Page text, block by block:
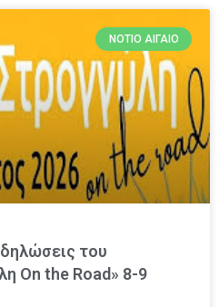
ΝΌΤΙΟ ΑΙΓΑΊΟ
του
On the Road» 8-9